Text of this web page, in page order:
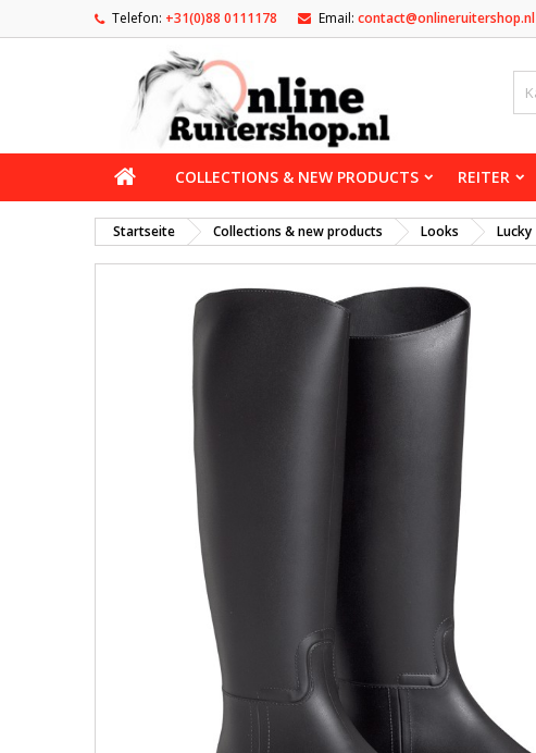
Telefon: +31(0)88 0111178 Email: contact@onlineruitershop.nl
COLLECTIONS & NEW PRODUCTS REITER
Startseite Collections & new products Looks Lucky